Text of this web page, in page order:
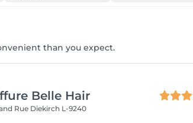
than you expect.
Belle Hair
Rue Diekirch L-9240